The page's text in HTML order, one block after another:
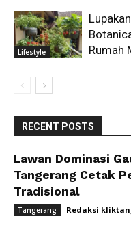
Lifestyle
Rumah
RECENT POSTS
Lawan Dominasi
Tangerang Cetak
Tradisional
Tangerang Redaksi